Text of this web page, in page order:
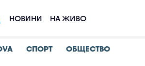
НОВИНИ НА ЖИВО
СПОРТ ОБЩЕСТВО